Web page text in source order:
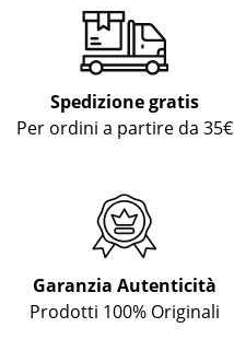
Spedizione gratis
Per ordini a partire da 35€
Garanzia Autenticità
Prodotti 100% Originali